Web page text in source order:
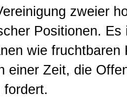
zweier
Positionen.
wie fruchtbaren
einer Zeit, die
fordert.